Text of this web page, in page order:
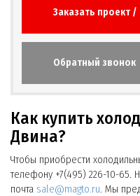
Заказать проект /
Обратный звонок
Как купить
Двина?
Чтобы приобрести
телефону +7(495) 226-10-65.
почта sale@magto.ru . Мы